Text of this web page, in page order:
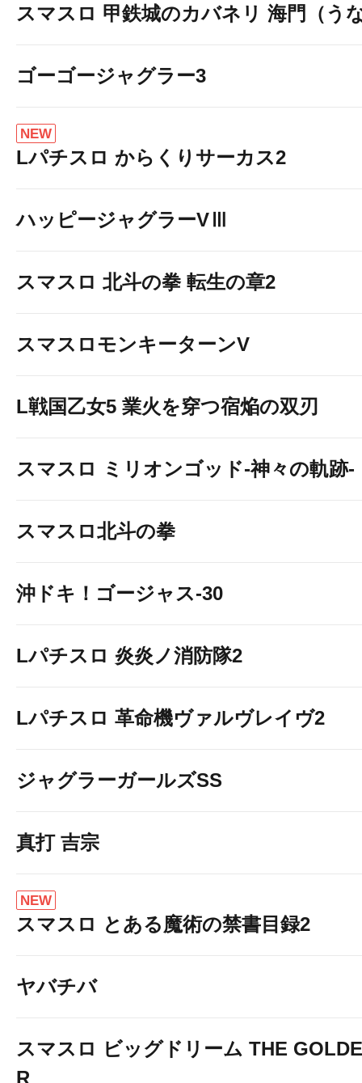
スマスロ 甲鉄城のカバネリ 海門（う
ゴーゴージャグラー3
NEW
Lパチスロ からくりサーカス2
ハッピージャグラーVⅢ
スマスロ 北斗の拳 転生の章2
スマスロモンキーターンV
L戦国乙女5 業火を穿つ宿焔の双刃
スマスロ ミリオンゴッド-神々の軌跡-
スマスロ北斗の拳
沖ドキ！ゴージャス-30
Lパチスロ 炎炎ノ消防隊2
Lパチスロ 革命機ヴァルヴレイヴ2
ジャグラーガールズSS
真打 吉宗
NEW
スマスロ とある魔術の禁書目録2
ヤバチバ
スマスロ ビッグドリーム THE
R